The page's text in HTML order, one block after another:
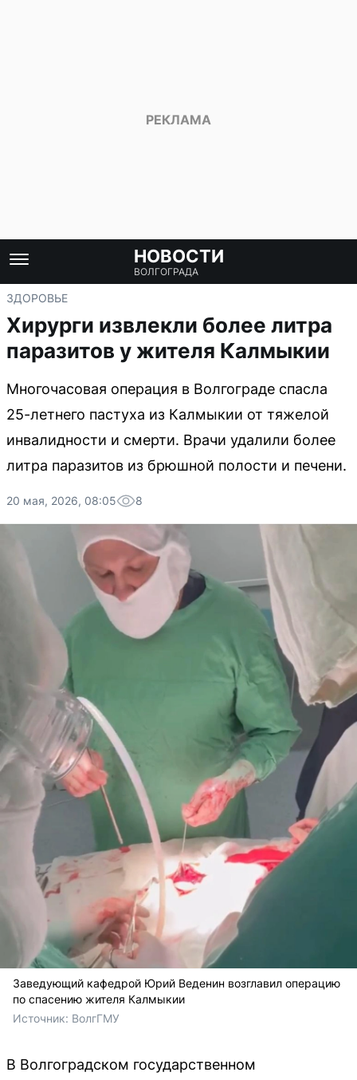
НОВОСТИ
ВОЛГОГРАДА
ЗДОРОВЬЕ
Хирурги извлекли более литра
паразитов у жителя Калмыкии
Многочасовая операция в Волгограде спасла
25-летнего пастуха из Калмыкии от тяжелой
инвалидности и смерти. Врачи удалили более
литра паразитов из брюшной полости и печени.
20 мая, 2026, 08:05 8
Заведующий кафедрой Юрий Веденин возглавил операцию
по спасению жителя Калмыкии
Источник: ВолгГМУ
В Волгоградском государственном